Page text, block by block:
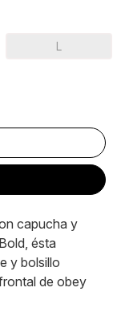
L
capucha y
ésta
y bolsillo
de obey